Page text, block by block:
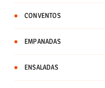
CONVENTOS
EMPANADAS
ENSALADAS